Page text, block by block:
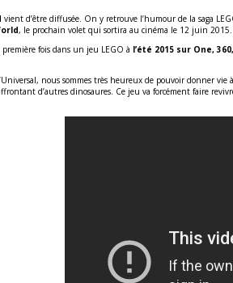
vient d’être diffusée. On y retrouve l’humour de la saga
, le prochain volet qui sortira au cinéma le 12 juin 2015.
fois dans un jeu LEGO à l’été 2015 sur One,
nous sommes très heureux de pouvoir donner
d’autres dinosaures. Ce jeu va forcément faire